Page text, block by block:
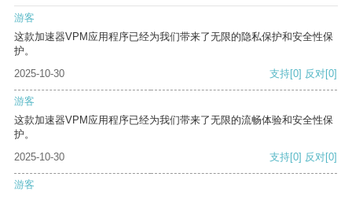
游客
这款加速器VPM应用程序已经为我们带来了无限的隐私保护和安全性保
护。
2025-10-30
支持[0] 反对[0]
游客
这款加速器VPM应用程序已经为我们带来了无限的流畅体验和安全性保
护。
2025-10-30
支持[0] 反对[0]
游客